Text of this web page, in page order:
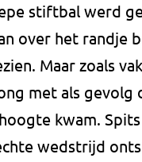
stiftbal werd
over het randje
Maar zoals
met als
kwam.
wedstrijd